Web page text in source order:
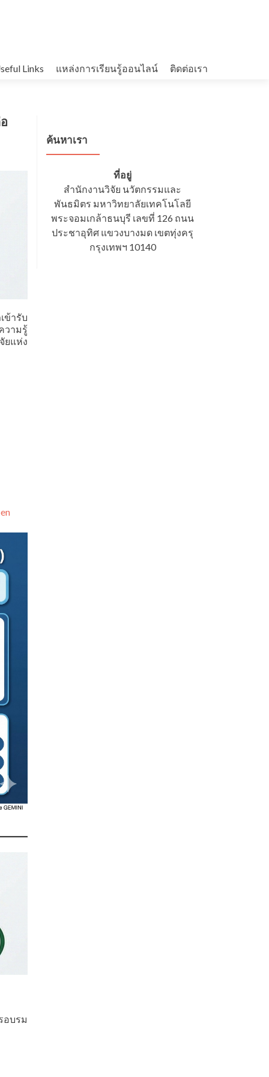
Links แหล่งการเรียนรู้ออนไลน์ ติดต่อเรา
ข้ารับ
วามรู้
ยแห่ง
อบรม
ค้นหาเรา
ที่อยู่
สำนักงานวิจัย นวัตกรรมและ
พันธมิตร มหาวิทยาลัยเทคโนโลยี
พระจอมเกล้าธนบุรี เลขที่ 126 ถนน
ประชาอุทิศ แขวงบางมด เขตทุ่งครุ
กรุงเทพฯ 10140